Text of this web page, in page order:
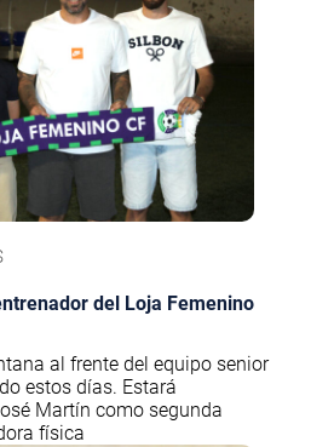
del Loja Femenino
al frente del equipo senior
estos días. Estará
Martín como segunda
física